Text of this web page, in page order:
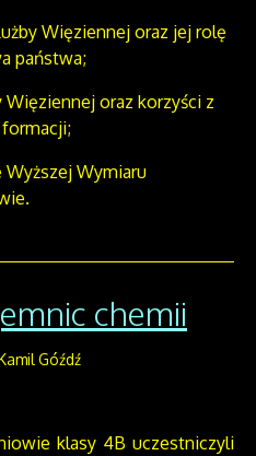
Więziennej oraz jej rolę
państwa;
Więziennej oraz korzyści z
Wymiaru
chemii
Góźdź
klasy 4B uczestniczyli